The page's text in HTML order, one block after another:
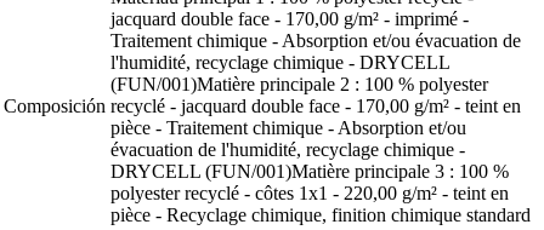
Composición
jacquard double face - 170,00 g/m² - imprimé -
Traitement chimique - Absorption et/ou évacuation de
l'humidité, recyclage chimique - DRYCELL
(FUN/001)Matière principale 2 : 100 % polyester
recyclé - jacquard double face - 170,00 g/m² - teint en
pièce - Traitement chimique - Absorption et/ou
évacuation de l'humidité, recyclage chimique -
DRYCELL (FUN/001)Matière principale 3 : 100 %
polyester recyclé - côtes 1x1 - 220,00 g/m² - teint en
pièce - Recyclage chimique, finition chimique standard